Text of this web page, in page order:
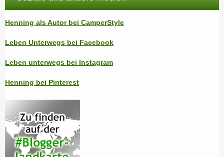
Henning als Autor bei CamperStyle
Leben Unterwegs bei Facebook
Leben unterwegs bei Instagram
Henning bei Pinterest